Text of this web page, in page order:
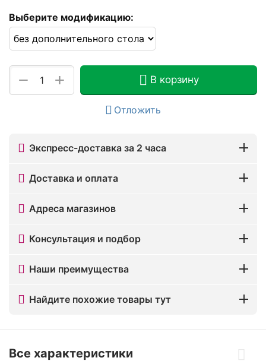
Выберите модификацию:
+
− В корзину
Отложить
Экспресс-доставка за 2 часа
Доставка и оплата
Адреса магазинов
Консультация и подбор
Наши преимущества
Найдите похожие товары тут
Все характеристики